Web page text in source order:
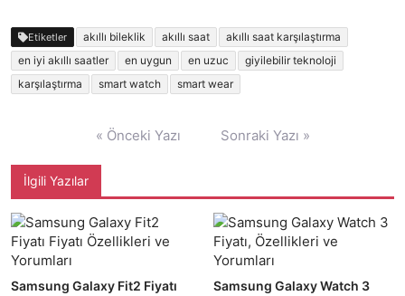
Etiketler akıllı bileklik akıllı saat
akıllı saat karşılaştırma
en iyi akıllı saatler
en uygun en uzuc
giyilebilir teknoloji
karşılaştırma
smart watch smart wear
« Önceki Yazı Sonraki Yazı »
İlgili Yazılar
Samsung Galaxy Fit2 Fiyatı
Samsung Galaxy Watch 3